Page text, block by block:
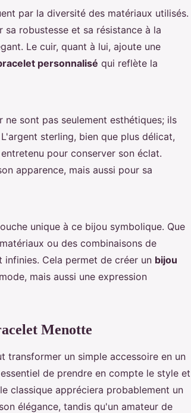
par la diversité des matériaux utilisés.
robustesse et sa résistance à la
Le cuir, quant à lui, ajoute une
personnalisé qui reflète la
sont pas seulement esthétiques; ils
sterling, bien que plus délicat,
pour conserver son éclat.
apparence, mais aussi pour sa
unique à ce bijou symbolique. Que
ou des combinaisons de
Cela permet de créer un bijou
mais aussi une expression
Menotte
transformer un simple accessoire en un
de prendre en compte le style et
classique appréciera probablement un
élégance, tandis qu'un amateur de